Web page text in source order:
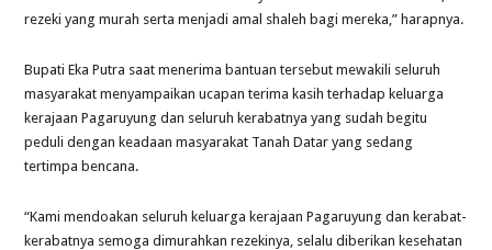
rezeki yang murah serta menjadi amal shaleh bagi mereka,” harapnya.
Bupati Eka Putra saat menerima bantuan tersebut mewakili seluruh
masyarakat menyampaikan ucapan terima kasih terhadap keluarga
kerajaan Pagaruyung dan seluruh kerabatnya yang sudah begitu
peduli dengan keadaan masyarakat Tanah Datar yang sedang
tertimpa bencana.
“Kami mendoakan seluruh keluarga kerajaan Pagaruyung dan kerabat-
kerabatnya semoga dimurahkan rezekinya, selalu diberikan kesehatan